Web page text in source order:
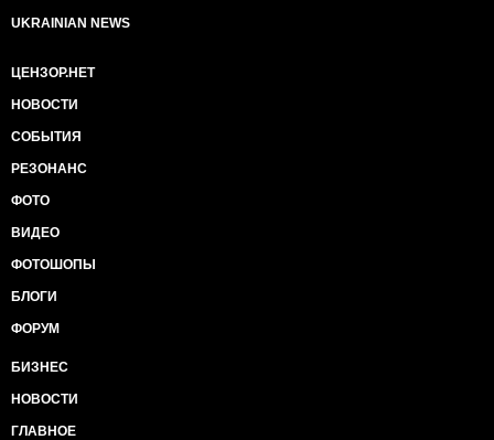
UKRAINIAN NEWS
ЦЕНЗОР.НЕТ
НОВОСТИ
СОБЫТИЯ
РЕЗОНАНС
ФОТО
ВИДЕО
ФОТОШОПЫ
БЛОГИ
ФОРУМ
БИЗНЕС
НОВОСТИ
ГЛАВНОЕ